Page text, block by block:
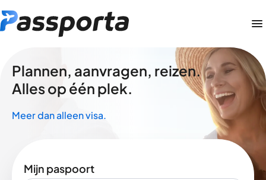
Plannen, aanvragen, reizen.
Alles op één plek.
Meer dan alleen visa.
Mijn paspoort